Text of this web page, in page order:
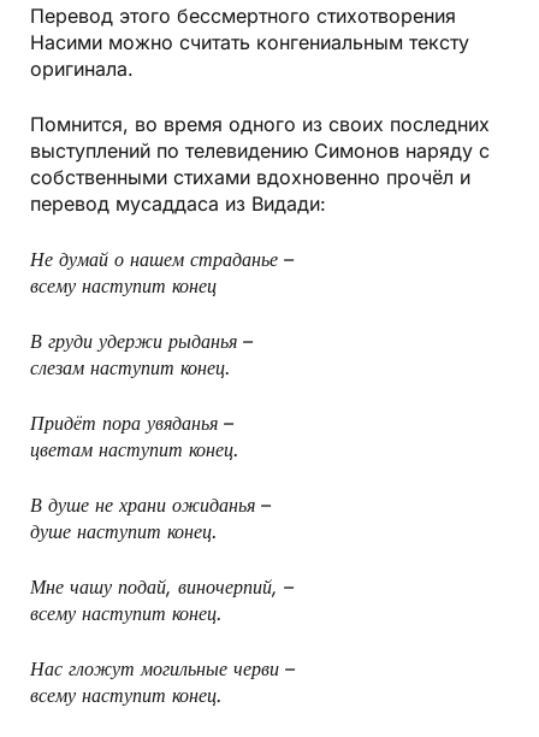
Перевод этого бессмертного стихотворения
Насими можно считать конгениальным тексту
оригинала.
Помнится, во время одного из своих последних
выступлений по телевидению Симонов наряду с
собственными стихами вдохновенно прочёл и
перевод мусаддаса из Видади:
Не думай о нашем страданье –
всему наступит конец
В груди удержи рыданья –
слезам наступит конец.
Придёт пора увяданья –
цветам наступит конец.
В душе не храни ожиданья –
душе наступит конец.
Мне чашу подай, виночерпий, –
всему наступит конец.
Нас гложут могильные черви –
всему наступит конец.